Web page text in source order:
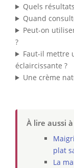
Quels
Quand
Peut-on
?
Faut-il mettre
éclaircissante ?
Une crème
À lire aussi
plat
La